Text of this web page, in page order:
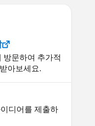
문하여 추가적
아보세요.
디어를 제출하